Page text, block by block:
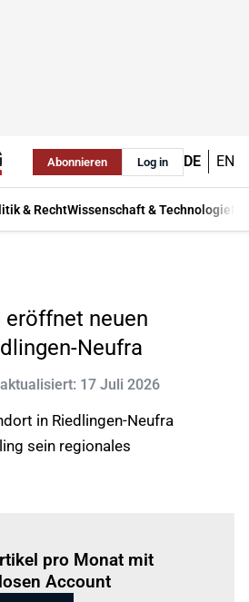
Abonnieren Log in DE EN
& RechtWissenschaft & Technologie
eröffnet neuen
Neufra
17 Juli 2026
in Riedlingen-Neufra
sein regionales
pro Monat mit
Account